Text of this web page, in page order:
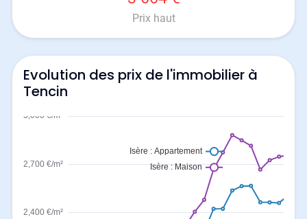
Prix haut
Evolution des prix de l'immobilier à
Tencin